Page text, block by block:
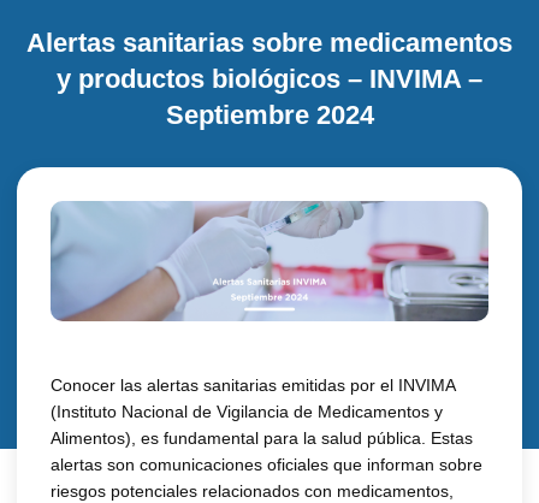
Alertas sanitarias sobre medicamentos
y productos biológicos – INVIMA –
Septiembre 2024
Conocer las alertas sanitarias emitidas por el INVIMA
(Instituto Nacional de Vigilancia de Medicamentos y
Alimentos), es fundamental para la salud pública. Estas
alertas son comunicaciones oficiales que informan sobre
riesgos potenciales relacionados con medicamentos,